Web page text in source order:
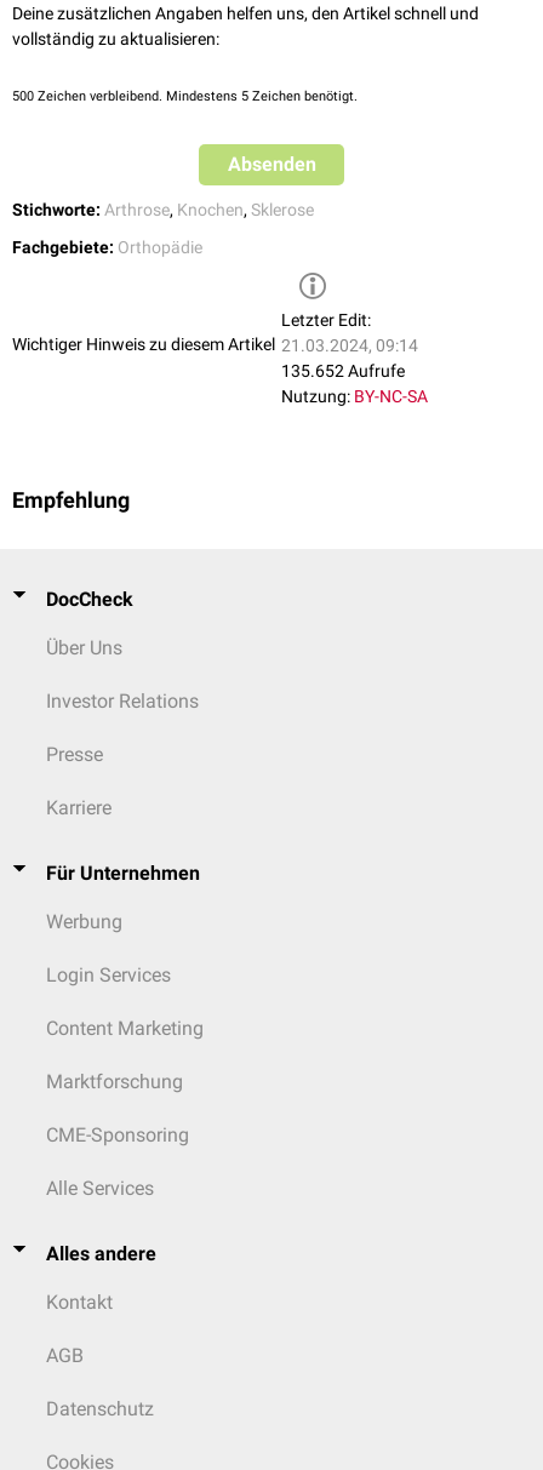
Deine zusätzlichen Angaben helfen uns, den Artikel schnell und
vollständig zu aktualisieren:
500 Zeichen verbleibend. Mindestens 5 Zeichen benötigt.
Absenden
Stichworte: Arthrose, Knochen, Sklerose
Fachgebiete: Orthopädie
Wichtiger Hinweis zu diesem Artikel
Letzter Edit:
21.03.2024, 09:14
135.652 Aufrufe
Nutzung: BY-NC-SA
Empfehlung
DocCheck
Über Uns
Investor Relations
Presse
Karriere
Für Unternehmen
Werbung
Login Services
Content Marketing
Marktforschung
CME-Sponsoring
Alle Services
Alles andere
Kontakt
AGB
Datenschutz
Cookies